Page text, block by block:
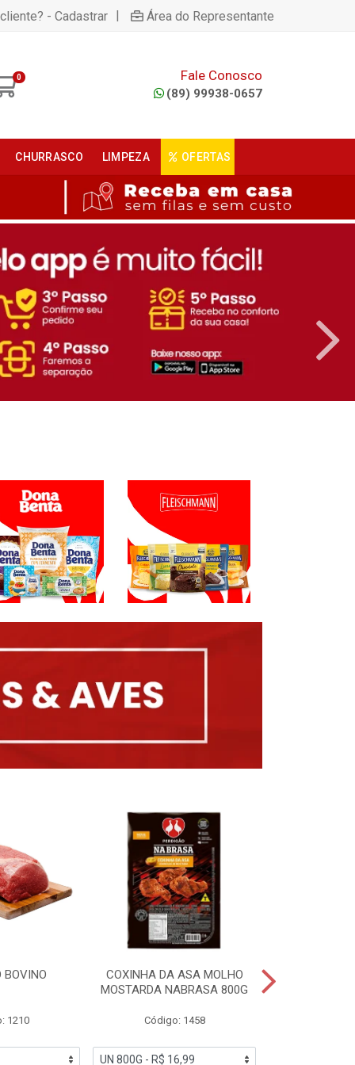
- Cadastrar | Área do Representante
0 Fale Conosco
(89) 99938-0657
CHURRASCO LIMPEZA OFERTAS
BOVINO
1210
COXINHA DA ASA MOLHO
MOSTARDA NABRASA 800G
Código: 1458